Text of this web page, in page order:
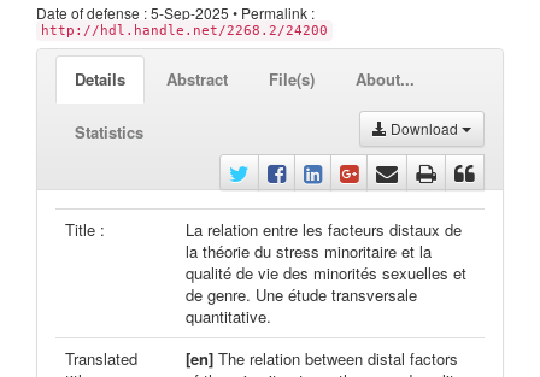
Date of defense : 5-Sep-2025 • Permalink :
http://hdl.handle.net/2268.2/24200
Details Abstract File(s) About...
Statistics Download
Title :
La relation entre les facteurs distaux de
la théorie du stress minoritaire et la
qualité de vie des minorités sexuelles et
de genre. Une étude transversale
quantitative.
Translated
[en] The relation between distal factors